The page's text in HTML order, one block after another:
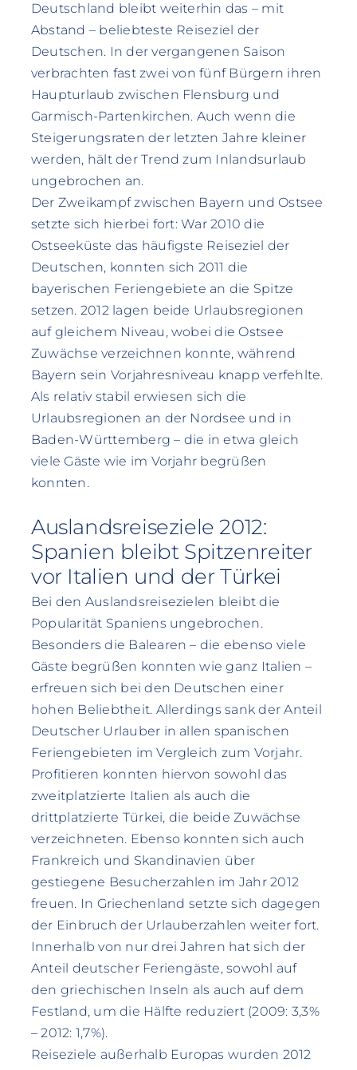
Deutschland bleibt weiterhin das – mit
Abstand – beliebteste Reiseziel der
Deutschen. In der vergangenen Saison
verbrachten fast zwei von fünf Bürgern ihren
Haupturlaub zwischen Flensburg und
Garmisch-Partenkirchen. Auch wenn die
Steigerungsraten der letzten Jahre kleiner
werden, hält der Trend zum Inlandsurlaub
ungebrochen an.
Der Zweikampf zwischen Bayern und Ostsee
setzte sich hierbei fort: War 2010 die
Ostseeküste das häufigste Reiseziel der
Deutschen, konnten sich 2011 die
bayerischen Feriengebiete an die Spitze
setzen. 2012 lagen beide Urlaubsregionen
auf gleichem Niveau, wobei die Ostsee
Zuwächse verzeichnen konnte, während
Bayern sein Vorjahresniveau knapp verfehlte.
Als relativ stabil erwiesen sich die
Urlaubsregionen an der Nordsee und in
Baden-Württemberg – die in etwa gleich
viele Gäste wie im Vorjahr begrüßen
konnten.
Auslandsreiseziele 2012:
Spanien bleibt Spitzenreiter
vor Italien und der Türkei
Bei den Auslandsreisezielen bleibt die
Popularität Spaniens ungebrochen.
Besonders die Balearen – die ebenso viele
Gäste begrüßen konnten wie ganz Italien –
erfreuen sich bei den Deutschen einer
hohen Beliebtheit. Allerdings sank der Anteil
Deutscher Urlauber in allen spanischen
Feriengebieten im Vergleich zum Vorjahr.
Profitieren konnten hiervon sowohl das
zweitplatzierte Italien als auch die
drittplatzierte Türkei, die beide Zuwächse
verzeichneten. Ebenso konnten sich auch
Frankreich und Skandinavien über
gestiegene Besucherzahlen im Jahr 2012
freuen. In Griechenland setzte sich dagegen
der Einbruch der Urlauberzahlen weiter fort.
Innerhalb von nur drei Jahren hat sich der
Anteil deutscher Feriengäste, sowohl auf
den griechischen Inseln als auch auf dem
Festland, um die Hälfte reduziert (2009: 3,3%
– 2012: 1,7%).
Reiseziele außerhalb Europas wurden 2012